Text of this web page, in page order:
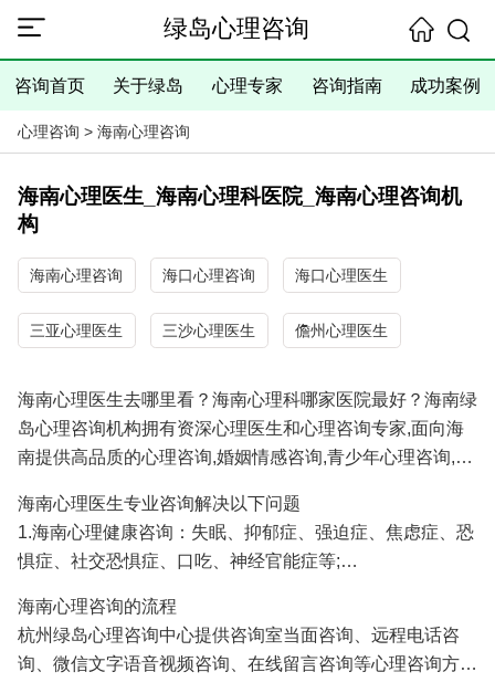
绿岛心理咨询
咨询首页 关于绿岛 心理专家 咨询指南 成功案例
心理咨询 > 海南心理咨询
海南心理医生_海南心理科医院_海南心理咨询机
构
海南心理咨询 海口心理咨询 海口心理医生
三亚心理医生 三沙心理医生 儋州心理医生
海南心理医生去哪里看？海南心理科哪家医院最好？海南绿
岛心理咨询机构拥有资深心理医生和心理咨询专家,面向海
南提供高品质的心理咨询,婚姻情感咨询,青少年心理咨询,抑
验和大量成功案例,是您寻找海南心理医生专家和
咨询医院/心理咨询机构的理想选择！
海南心理医生专业咨询解决以下问题
1.海南心理健康咨询：失眠、抑郁症、强迫症、焦虑症、恐
惧症、社交恐惧症、口吃、神经官能症等;
人、挽救婚姻、感情修复、情感咨询等;
3.海南青少年心理咨询：孩子厌学、沉迷游戏、叛逆、早
恋、学习压力、考试焦虑、交往障碍、家庭教育咨询等;
海南心理咨询的流程
杭州绿岛心理咨询中心提供咨询室当面咨询、远程电话咨
询、微信文字语音视频咨询、在线留言咨询等心理咨询方